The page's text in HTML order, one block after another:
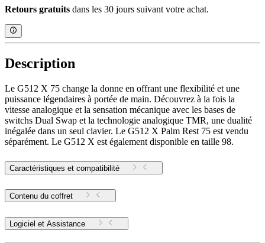
Retours gratuits dans les 30 jours suivant votre achat.
Description
Le G512 X 75 change la donne en offrant une flexibilité et une
puissance légendaires à portée de main. Découvrez à la fois la
vitesse analogique et la sensation mécanique avec les bases de
switchs Dual Swap et la technologie analogique TMR, une dualité
inégalée dans un seul clavier. Le G512 X Palm Rest 75 est vendu
séparément. Le G512 X est également disponible en taille 98.
Caractéristiques et compatibilité
Contenu du coffret
Logiciel et Assistance